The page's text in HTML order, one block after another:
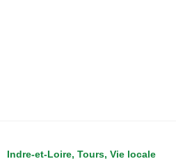
Indre-et-Loire, Tours, Vie locale